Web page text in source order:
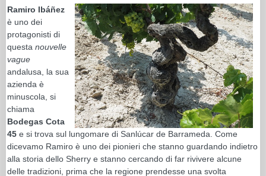
Ramiro Ibáñez
è uno dei
protagonisti di
questa nouvelle
vague
andalusa, la sua
azienda è
minuscola, si
chiama
Bodegas Cota
45 e si trova sul lungomare di Sanlúcar de Barrameda. Come
dicevamo Ramiro è uno dei pionieri che stanno guardando indietro
alla storia dello Sherry e stanno cercando di far rivivere alcune
delle tradizioni, prima che la regione prendesse una svolta